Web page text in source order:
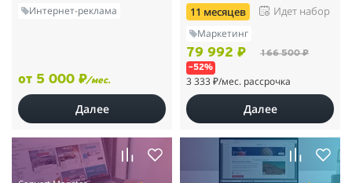
Интернет-реклама
от 5 000 ₽/мес.
Далее
11 месяцев
Идет набор
Маркетинг
79 992 ₽ 166 500 ₽
–52%
3 333 ₽/мес. рассрочка
Далее